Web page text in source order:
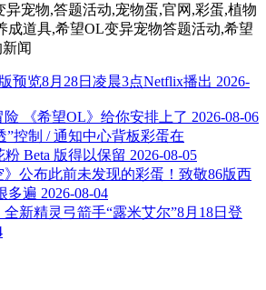
异宠物,答题活动,宠物蛋,官网,彩蛋,植物
成道具,希望OL变异宠物答题活动,希望
新闻
预览8月28日凌晨3点Netflix播出 2026-
《希望OL》给你安排上了 2026-08-06
”控制 / 通知中心背板彩蛋在
粉 Beta 版得以保留 2026-08-05
》公布此前未发现的彩蛋！致敬86版西
多遍 2026-08-04
全新精灵弓箭手“露米艾尔”8月18日登